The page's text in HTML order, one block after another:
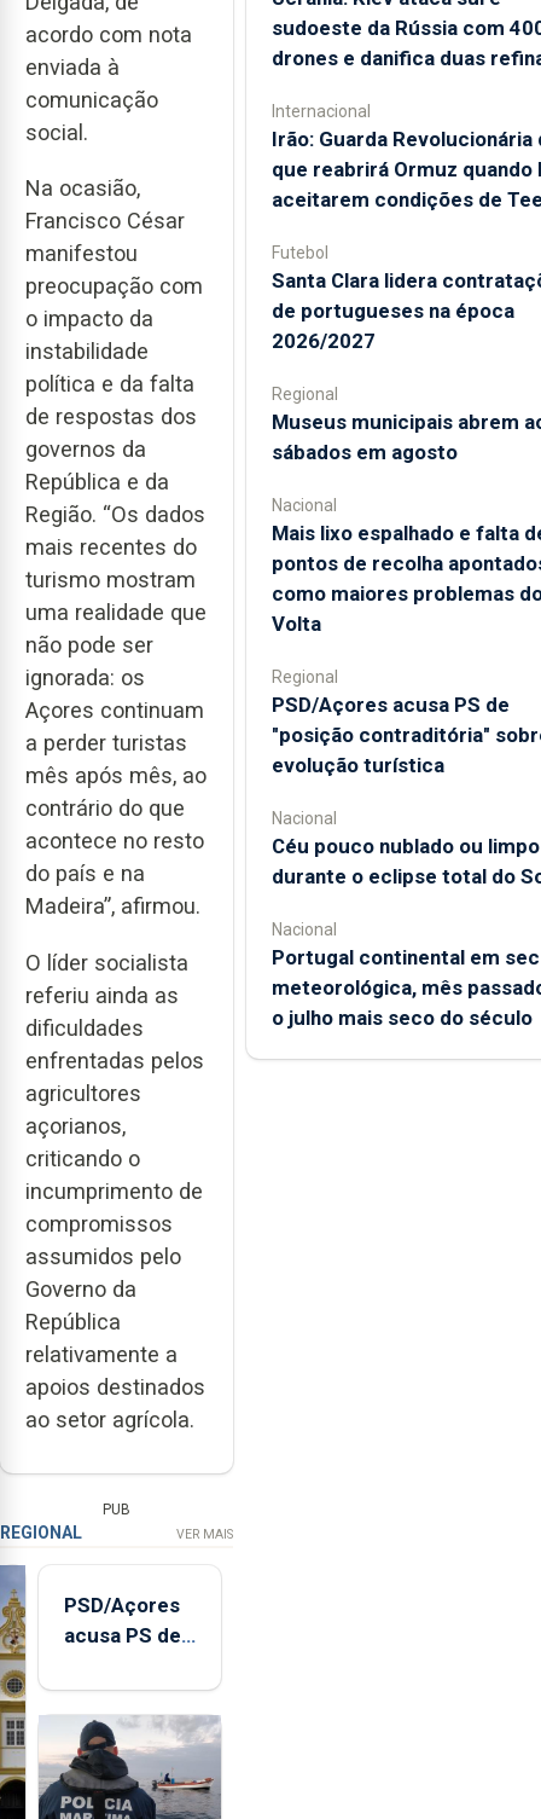
acordo com nota
enviada à
comunicação
social.
Na ocasião,
Francisco César
manifestou
preocupação com
o impacto da
instabilidade
política e da falta
de respostas dos
governos da
República e da
Região. “Os dados
mais recentes do
turismo mostram
uma realidade que
não pode ser
ignorada: os
Açores continuam
a perder turistas
mês após mês, ao
contrário do que
acontece no resto
do país e na
Madeira”, afirmou.
O líder socialista
referiu ainda as
dificuldades
enfrentadas pelos
agricultores
açorianos,
criticando o
incumprimento de
compromissos
assumidos pelo
Governo da
República
relativamente a
apoios destinados
ao setor agrícola.
PUB
REGIONAL VER MAIS
PSD/Açores
acusa PS de
contraditória"
sobre
evolução
turística
sudoeste da Rússia com
drones e danifica duas
Internacional
Irão: Guarda Revolucionária
que reabrirá Ormuz quando
aceitarem condições de
Futebol
Santa Clara lidera
de portugueses na época
2026/2027
Regional
Museus municipais abrem
sábados em agosto
Nacional
Mais lixo espalhado e falta
pontos de recolha
como maiores problemas
Volta
Regional
PSD/Açores acusa PS de
"posição contraditória"
evolução turística
Nacional
Céu pouco nublado ou limpo
durante o eclipse total do
Nacional
Portugal continental em
meteorológica, mês
o julho mais seco do século